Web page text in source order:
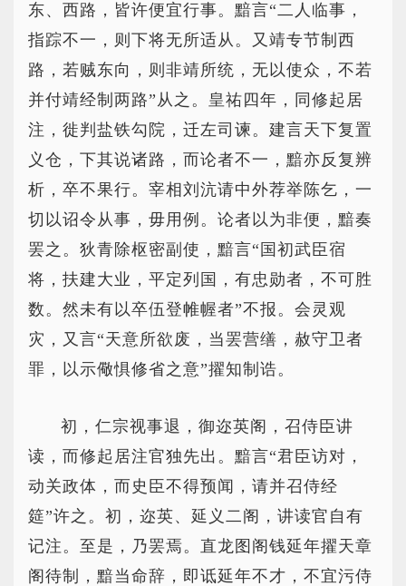
东、西路，皆许便宜行事。黯言“二人临事，
指踪不一，则下将无所适从。又靖专节制西
路，若贼东向，则非靖所统，无以使众，不若
并付靖经制两路”从之。皇祐四年，同修起居
注，徙判盐铁勾院，迁左司谏。建言天下复置
义仓，下其说诸路，而论者不一，黯亦反复辨
析，卒不果行。宰相刘沆请中外荐举陈乞，一
切以诏令从事，毋用例。论者以为非便，黯奏
罢之。狄青除枢密副使，黯言“国初武臣宿
将，扶建大业，平定列国，有忠勋者，不可胜
数。然未有以卒伍登帷幄者”不报。会灵观
灾，又言“天意所欲废，当罢营缮，赦守卫者
罪，以示儆惧修省之意”擢知制诰。
初，仁宗视事退，御迩英阁，召侍臣讲
读，而修起居注官独先出。黯言“君臣访对，
动关政体，而史臣不得预闻，请并召侍经
筵”许之。初，迩英、延义二阁，讲读官自有
记注。至是，乃罢焉。直龙图阁钱延年擢天章
阁待制，黯当命辞，即诋延年不才，不宜污侍